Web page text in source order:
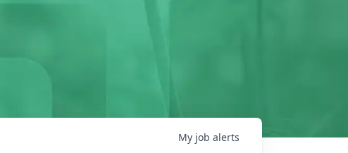
My job alerts